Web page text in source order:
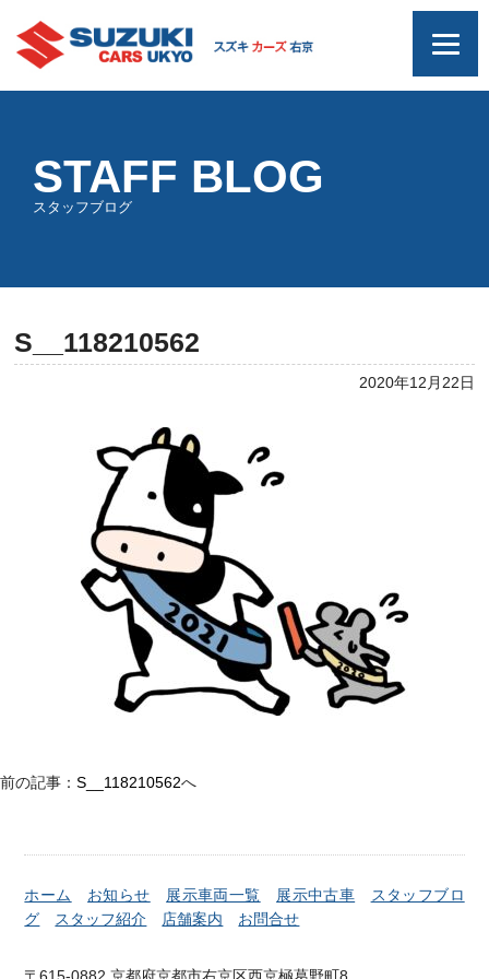
STAFF BLOG
スタッフブログ
S__118210562
2020年12月22日
前の記事： S__118210562へ
ホーム お知らせ 展示車両一覧 展示中古車
スタッフブロ
グ
スタッフ紹介 店舗案内 お問合せ
〒615-0882 京都府京都市右京区西京極葛野町8